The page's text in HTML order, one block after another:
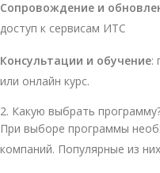
Сопровождение и
доступ к сервисам ИТС
Консультации и обучение:
или онлайн курс.
2. Какую выбрать
При выборе программы
компаний. Популярные из